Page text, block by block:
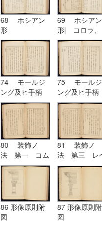
68 ホシアン
形
69 ホシアン
形| コロラ、
カンパニユラ
及ヒ幹
74 モールジ
ング及ヒ手柄
75 モールジ
ング及ヒ手柄
80 装飾ノ
法 第一 コム
プリケーション
及ヒコンヒユー
シヨン| 装飾
ノ法 第二 ユ
ーリスミー|
装飾ノ法 第
三 レベチーシ
81 装飾ノ
法 第三 レ
チーシヨン|
装飾ノ法 第
四 アルテレ
シヨン
86 形像原則附
図
87 形像原則附
図